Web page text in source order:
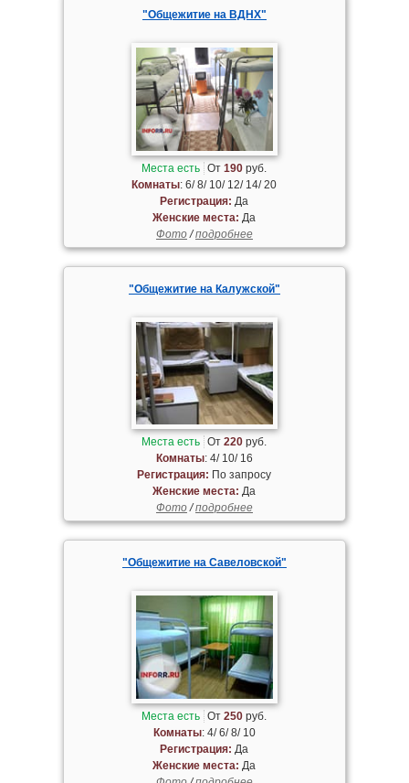
"Общежитие на ВДНХ"
Места есть От190 руб.
Комнаты: 6/ 8/ 10/ 12/ 14/ 20
Регистрация: Да
Женские места: Да
Фото/подробнее
"Общежитие на Калужской"
Места есть От220 руб.
Комнаты: 4/ 10/ 16
Регистрация: По запросу
Женские места: Да
Фото/подробнее
"Общежитие на Савеловской"
Места есть От250 руб.
Комнаты: 4/ 6/ 8/ 10
Регистрация: Да
Женские места: Да